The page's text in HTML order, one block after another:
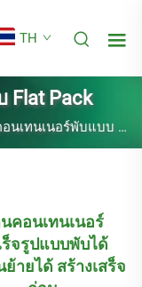
TH
Flat Pack
ทนเนอร์พับแบบ Flat Pack
คอนเทนเนอร์
ร็จรูปแบบพับได้
ย้ายได้ สร้างเสร็จ